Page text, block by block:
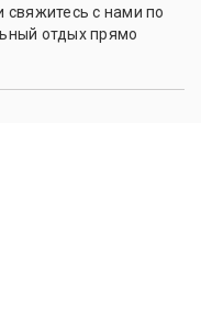
свяжитесь с нами по
отдых прямо